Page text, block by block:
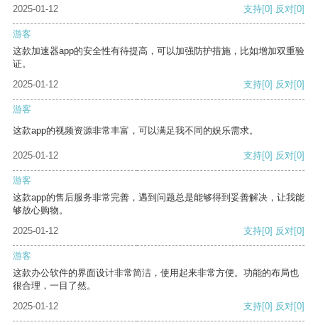
2025-01-12
支持[0] 反对[0]
游客
这款加速器app的安全性有待提高，可以加强防护措施，比如增加双重验
证。
2025-01-12
支持[0] 反对[0]
游客
这款app的视频资源非常丰富，可以满足我不同的娱乐需求。
2025-01-12 支持[0] 反对[0]
游客
这款app的售后服务非常完善，遇到问题总是能够得到妥善解决，让我能
够放心购物。
2025-01-12
支持[0] 反对[0]
游客
这款办公软件的界面设计非常简洁，使用起来非常方便。功能的布局也
很合理，一目了然。
2025-01-12
支持[0] 反对[0]